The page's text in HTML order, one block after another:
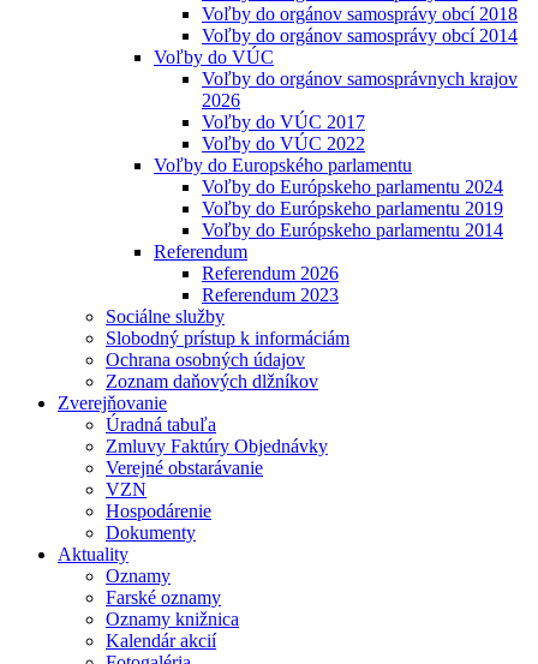
Voľby do orgánov samosprávy obcí 2018
Voľby do orgánov samosprávy obcí 2014
Voľby do VÚC
Voľby do orgánov samosprávnych krajov
2026
Voľby do VÚC 2017
Voľby do VÚC 2022
Voľby do Europského parlamentu
Voľby do Európskeho parlamentu 2024
Voľby do Európskeho parlamentu 2019
Voľby do Európskeho parlamentu 2014
Referendum
Referendum 2026
Referendum 2023
Sociálne služby
Slobodný prístup k informáciám
Ochrana osobných údajov
Zoznam daňových dlžníkov
Zverejňovanie
Úradná tabuľa
Zmluvy Faktúry Objednávky
Verejné obstarávanie
VZN
Hospodárenie
Dokumenty
Aktuality
Oznamy
Farské oznamy
Oznamy knižnica
Kalendár akcií